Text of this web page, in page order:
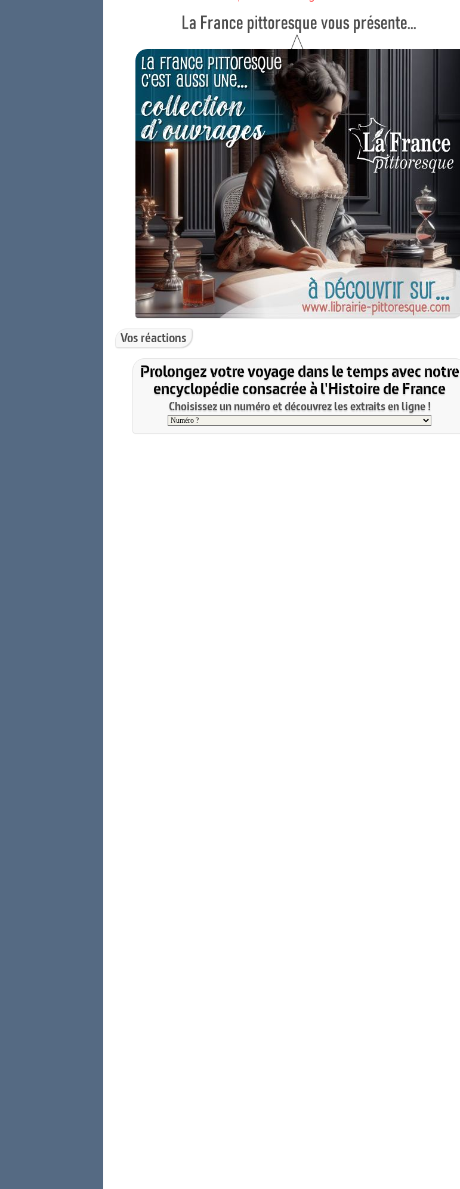
Vos réactions
Prolongez votre voyage dans le temps avec notre
encyclopédie consacrée à l'Histoire de France
Choisissez un numéro et découvrez les extraits en ligne !